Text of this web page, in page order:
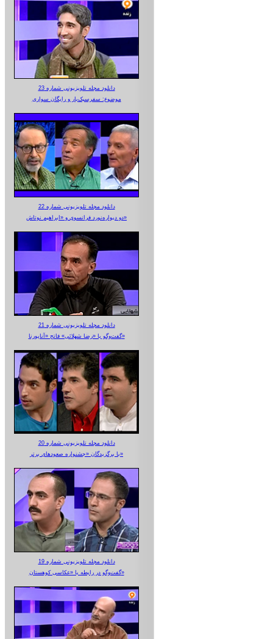
دانلود مجله تلویزیونی شماره 23
موضوع: سفرسبک‌بار و رایگان سواری
دانلود مجله تلویزیونی شماره 22
دو دیواره‌نورد فرانسوی و «ابراهیم نوتاش»
دانلود مجله تلویزیونی شماره 21
گفت‌وگو با «رضا شهلائی» فاتح «آناپورنا»
دانلود مجله تلویزیونی شماره 20
با برگزیدگان «جشنواره صعودهای برتر»
دانلود مجله تلویزیونی شماره 19
گفت‌وگو در رابطه با «عکاسی کوهستان»